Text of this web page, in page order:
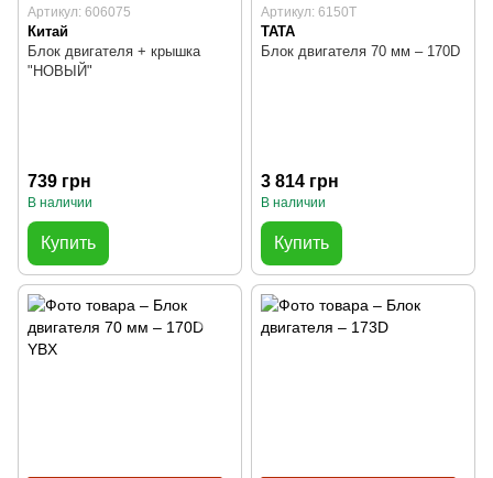
Артикул: 606075
Китай
Блок двигателя + крышка
"НОВЫЙ"
739 грн
В наличии
Купить
Артикул: 6150T
TATA
Блок двигателя 70 мм – 170D
3 814 грн
В наличии
Купить